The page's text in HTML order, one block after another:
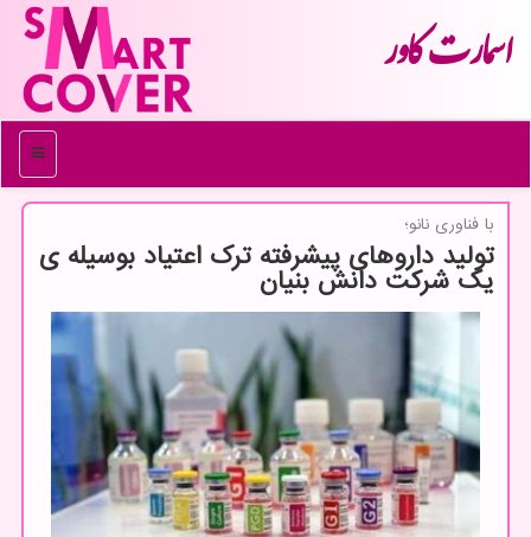
اسمارت كاور
منو
با فناوری نانو؛
تولید داروهای پیشرفته ترک اعتیاد بوسیله ی
یک شرکت دانش بنیان